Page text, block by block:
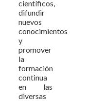
científicos,
difundir
nuevos
conocimientos
y
promover
la
formación
continua
en las
diversas